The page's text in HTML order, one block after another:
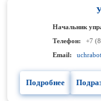
Начальник
Телефон:
+7
Email:
Подробнее